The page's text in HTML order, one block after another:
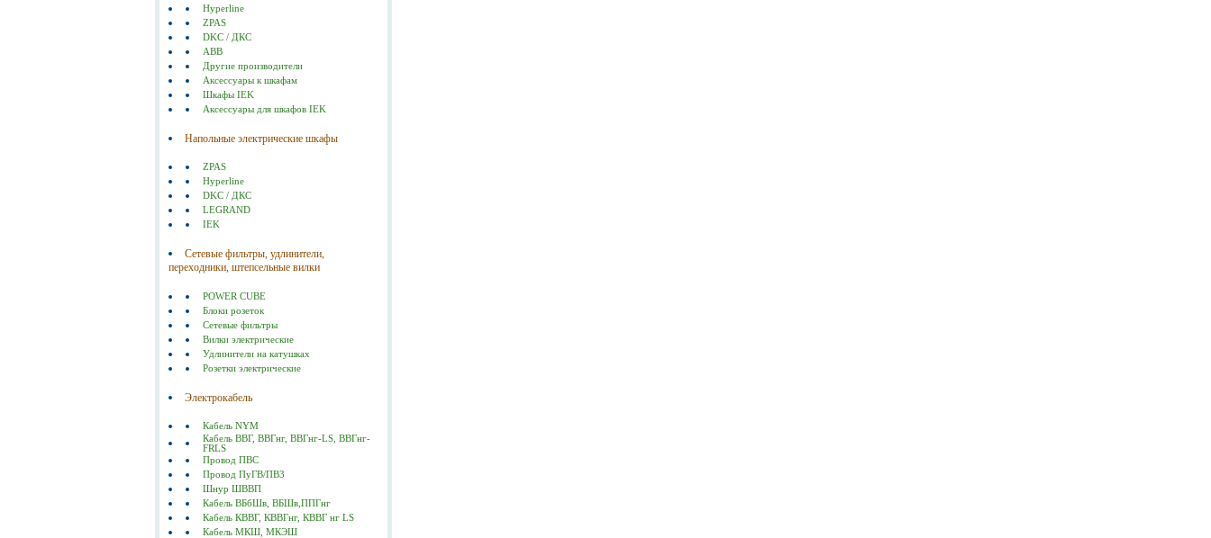
Hyperline
ZPAS
DKC / ДКС
ABB
Другие производители
Аксессуары к шкафам
Шкафы IEK
Аксессуары для шкафов IEK
Напольные электрические шкафы
ZPAS
Hyperline
DKC / ДКС
LEGRAND
IEK
Сетевые фильтры, удлинители,
переходники, штепсельные вилки
POWER CUBE
Блоки розеток
Сетевые фильтры
Вилки электрические
Удлинители на катушках
Розетки электрические
Электрокабель
Кабель NYM
Кабель ВВГ, ВВГнг, ВВГнг-LS, ВВГнг-
FRLS
Провод ПВС
Провод ПуГВ/ПВ3
Шнур ШВВП
Кабель ВБбШв, ВБШв,ППГнг
Кабель КВВГ, КВВГнг, КВВГ нг LS
Кабель МКШ, МКЭШ